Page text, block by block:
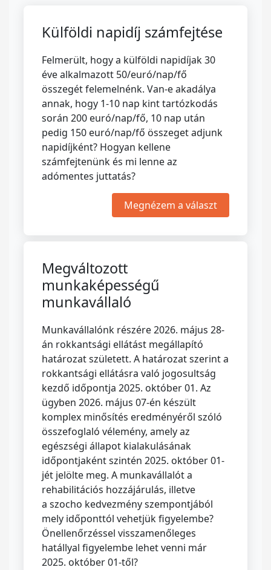
Külföldi napidíj számfejtése
Felmerült, hogy a külföldi napidíjak 30
éve alkalmazott 50/euró/nap/fő
összegét felemelnénk. Van-e akadálya
annak, hogy 1-10 nap kint tartózkodás
során 200 euró/nap/fő, 10 nap után
pedig 150 euró/nap/fő összeget adjunk
napidíjként? Hogyan kellene
számfejtenünk és mi lenne az
adómentes juttatás?
Megnézem a választ
Megváltozott
munkaképességű
munkavállaló
Munkavállalónk részére 2026. május 28-
án rokkantsági ellátást megállapító
határozat született. A határozat szerint a
rokkantsági ellátásra való jogosultság
kezdő időpontja 2025. október 01. Az
ügyben 2026. május 07-én készült
komplex minősítés eredményéről szóló
összefoglaló vélemény, amely az
egészségi állapot kialakulásának
időpontjaként szintén 2025. október 01-
jét jelölte meg. A munkavállalót a
rehabilitációs hozzájárulás, illetve
a szocho kedvezmény szempontjából
mely időponttól vehetjük figyelembe?
Önellenőrzéssel visszamenőleges
hatállyal figyelembe lehet venni már
2025. október 01-től?